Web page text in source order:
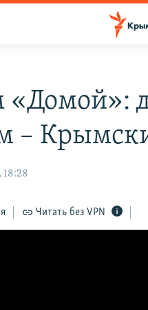
–
18:28
Читать без VPN